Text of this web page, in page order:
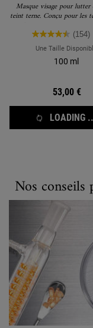
Masque visage pour lutter
teint terne. Conçu pour les
cranberry vous offre une
vivifiante pour rebooster
(154)
Une Taille
100 ml
53,00 €
LOADING
Nos conseils pour
Nos